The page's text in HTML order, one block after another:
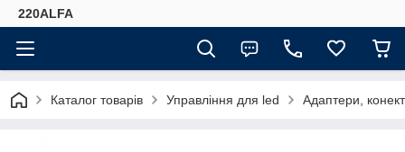
220ALFA
Каталог товарів Управління для led Адаптери,